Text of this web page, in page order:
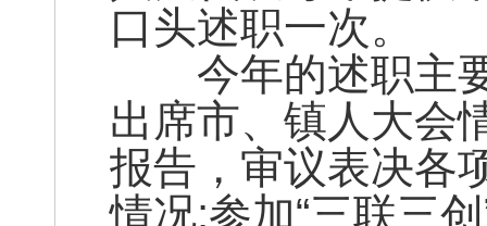
口头述职一次。
今年的述职主要
出席市、镇人大会
报告，审议表决各
情况;参加“三联三